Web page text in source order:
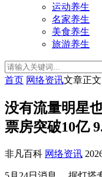
运动养生
名家养生
美食养生
旅游养生
首页 网络资讯文章正文
没有流量明星
票房突破10亿
非凡百科 网络资讯